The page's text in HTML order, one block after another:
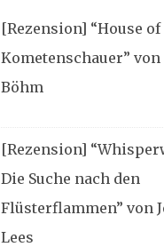
[Rezension] “House
Kometenschauer”
Böhm
[Rezension]
Die Suche nach den
Flüsterflammen” von
Lees